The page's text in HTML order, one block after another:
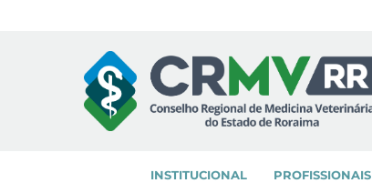
INSTITUCIONAL PROFISSIONAIS